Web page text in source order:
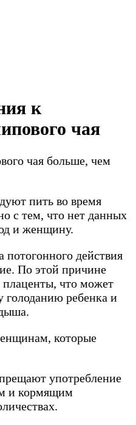
к
чая
чая больше, чем
пить во время
с тем, что нет данных
и женщину.
потогонного действия
По этой причине
плаценты, что может
голоданию ребенка и
которые
употребление
и кормящим